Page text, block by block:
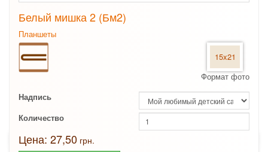
Белый мишка 2 (Бм2)
Планшеты
15x21
Формат фото
Надпись
Количество
Цена: 27,50 грн.